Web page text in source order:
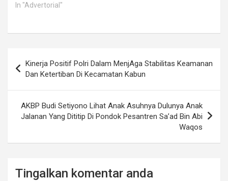
In "Advertorial"
navigation
Kinerja Positif Polri Dalam MenjAga Stabilitas Keamanan
Dan Ketertiban Di Kecamatan Kabun
AKBP Budi Setiyono Lihat Anak Asuhnya Dulunya Anak
Jalanan Yang Dititip Di Pondok Pesantren Sa’ad Bin Abi
Waqos
Tingalkan komentar anda